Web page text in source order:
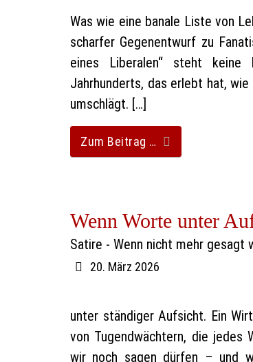
Was wie eine banale Liste von
scharfer Gegenentwurf zu
eines Liberalen“ steht keine
Jahrhunderts, das erlebt hat,
umschlägt. […]
Zum Beitrag …
Wenn Worte unter
Satire - Wenn nicht mehr
20. März 2026
unter ständiger Aufsicht. Ein
von Tugendwächtern, die
wir noch sagen dürfen – und